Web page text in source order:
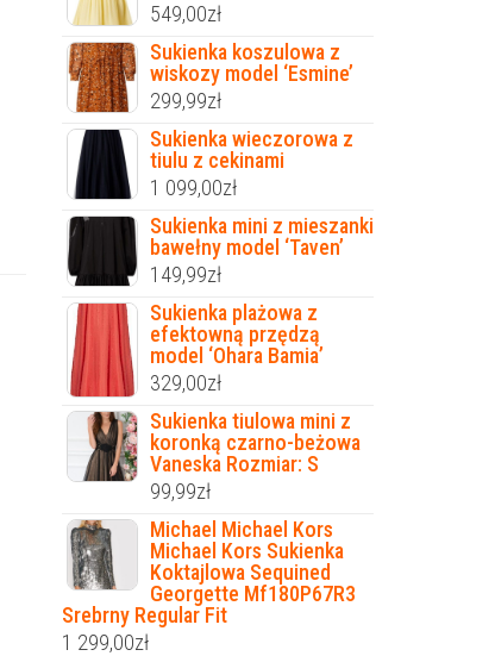
549,00zł
Sukienka koszulowa z
wiskozy model ‘Esmine’
299,99zł
Sukienka wieczorowa z
tiulu z cekinami
1 099,00zł
Sukienka mini z mieszanki
bawełny model ‘Taven’
149,99zł
Sukienka plażowa z
efektowną przędzą
model ‘Ohara Bamia’
329,00zł
Sukienka tiulowa mini z
koronką czarno-beżowa
Vaneska Rozmiar: S
99,99zł
Michael Michael Kors
Michael Kors Sukienka
Koktajlowa Sequined
Georgette Mf180P67R3
Srebrny Regular Fit
1 299,00zł